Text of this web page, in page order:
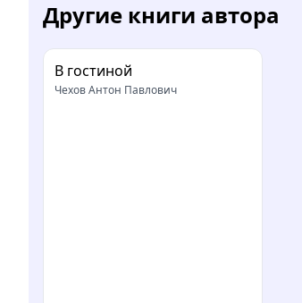
Другие книги автора
В гостиной
Чехов Антон Павлович